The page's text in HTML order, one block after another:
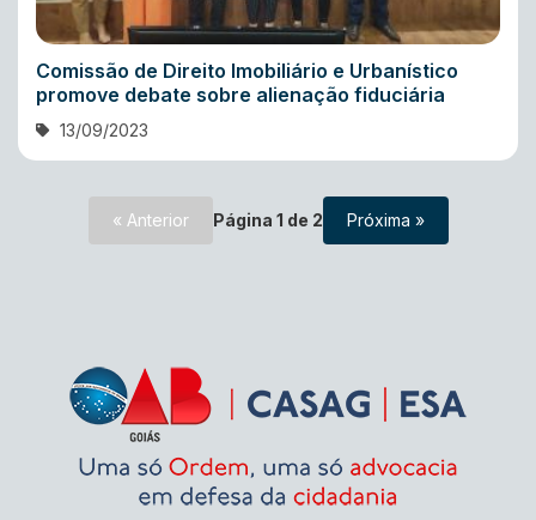
Comissão de Direito Imobiliário e Urbanístico
promove debate sobre alienação fiduciária
13/09/2023
« Anterior Página 1 de 2 Próxima »